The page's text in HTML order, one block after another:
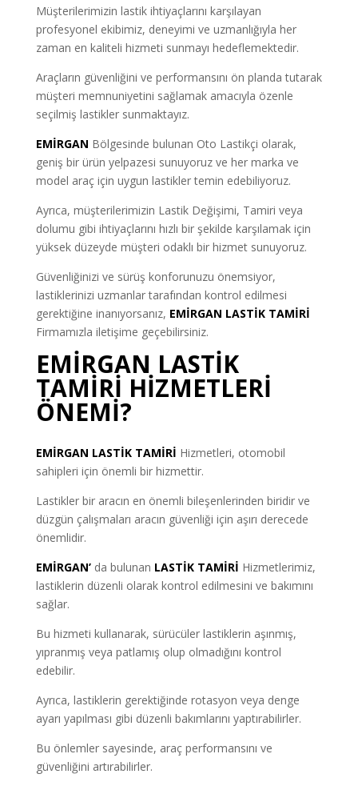
Müşterilerimizin lastik ihtiyaçlarını karşılayan
profesyonel ekibimiz, deneyimi ve uzmanlığıyla her
zaman en kaliteli hizmeti sunmayı hedeflemektedir.
Araçların güvenliğini ve performansını ön planda tutarak
müşteri memnuniyetini sağlamak amacıyla özenle
seçilmiş lastikler sunmaktayız.
EMİRGAN Bölgesinde bulunan Oto Lastikçi olarak,
geniş bir ürün yelpazesi sunuyoruz ve her marka ve
model araç için uygun lastikler temin edebiliyoruz.
Ayrıca, müşterilerimizin Lastik Değişimi, Tamiri veya
dolumu gibi ihtiyaçlarını hızlı bir şekilde karşılamak için
yüksek düzeyde müşteri odaklı bir hizmet sunuyoruz.
Güvenliğinizi ve sürüş konforunuzu önemsiyor,
lastiklerinizi uzmanlar tarafından kontrol edilmesi
gerektiğine inanıyorsanız, EMİRGAN LASTİK TAMİRİ
Firmamızla iletişime geçebilirsiniz.
EMİRGAN LASTİK
TAMİRİ HİZMETLERİ
ÖNEMİ?
EMİRGAN LASTİK TAMİRİ Hizmetleri, otomobil
sahipleri için önemli bir hizmettir.
Lastikler bir aracın en önemli bileşenlerinden biridir ve
düzgün çalışmaları aracın güvenliği için aşırı derecede
önemlidir.
EMİRGAN’da bulunan LASTİK TAMİRİ Hizmetlerimiz,
lastiklerin düzenli olarak kontrol edilmesini ve bakımını
sağlar.
Bu hizmeti kullanarak, sürücüler lastiklerin aşınmış,
yıpranmış veya patlamış olup olmadığını kontrol
edebilir.
Ayrıca, lastiklerin gerektiğinde rotasyon veya denge
ayarı yapılması gibi düzenli bakımlarını yaptırabilirler.
Bu önlemler sayesinde, araç performansını ve
güvenliğini artırabilirler.